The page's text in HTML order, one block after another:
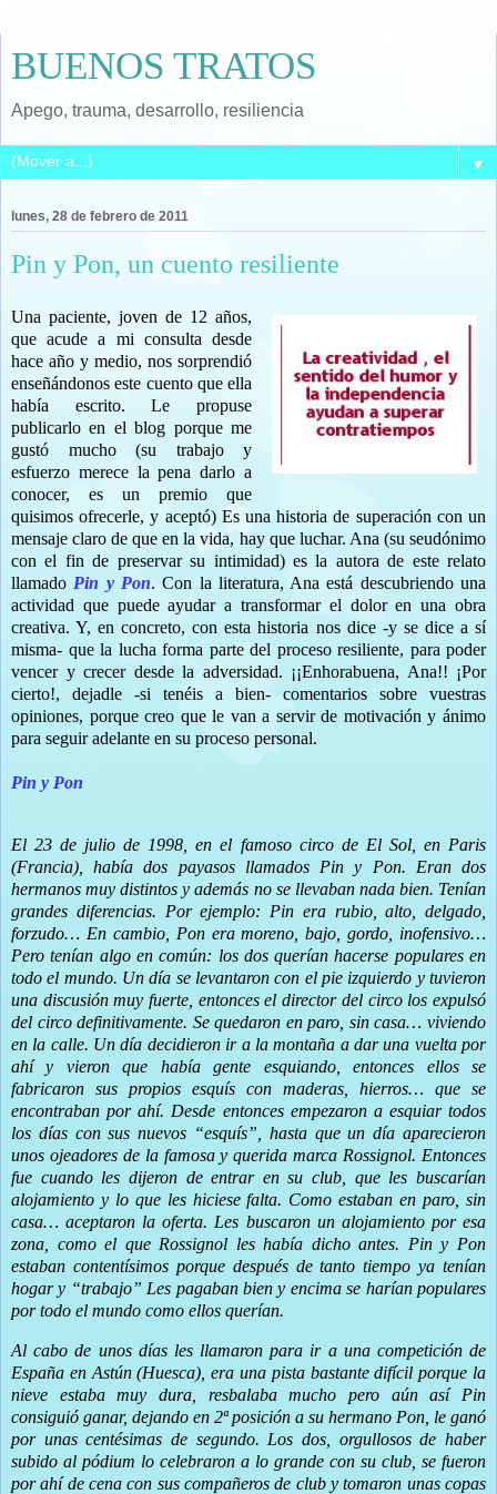
BUENOS TRATOS
Apego, trauma, desarrollo, resiliencia
▼
lunes, 28 de febrero de 2011
Pin y Pon, un cuento resiliente
Una paciente, joven de 12 años,
que acude a mi consulta desde
hace año y medio, nos sorprendió
enseñándonos este cuento que ella
había escrito. Le propuse
publicarlo en el blog porque me
gustó mucho (su trabajo y
esfuerzo merece la pena darlo a
conocer, es un premio que
quisimos ofrecerle, y aceptó) Es una historia de superación con un
mensaje claro de que en la vida, hay que luchar. Ana (su seudónimo
con el fin de preservar su intimidad) es la autora de este relato
llamado Pin y Pon. Con la literatura, Ana está descubriendo una
actividad que puede ayudar a transformar el dolor en una obra
creativa. Y, en concreto, con esta historia nos dice -y se dice a sí
misma- que la lucha forma parte del proceso resiliente, para poder
vencer y crecer desde la adversidad. ¡¡Enhorabuena, Ana!! ¡Por
cierto!, dejadle -si tenéis a bien- comentarios sobre vuestras
opiniones, porque creo que le van a servir de motivación y ánimo
para seguir adelante en su proceso personal.
Pin y Pon
El 23 de julio de 1998, en el famoso circo de El Sol, en Paris
(Francia), había dos payasos llamados Pin y Pon. Eran dos
hermanos muy distintos y además no se llevaban nada bien. Tenían
grandes diferencias. Por ejemplo: Pin era rubio, alto, delgado,
forzudo… En cambio, Pon era moreno, bajo, gordo, inofensivo…
Pero tenían algo en común: los dos querían hacerse populares en
todo el mundo. Un día se levantaron con el pie izquierdo y tuvieron
una discusión muy fuerte, entonces el director del circo los expulsó
del circo definitivamente. Se quedaron en paro, sin casa… viviendo
en la calle. Un día decidieron ir a la montaña a dar una vuelta por
ahí y vieron que había gente esquiando, entonces ellos se
fabricaron sus propios esquís con maderas, hierros… que se
encontraban por ahí. Desde entonces empezaron a esquiar todos
los días con sus nuevos “esquís”, hasta que un día aparecieron
unos ojeadores de la famosa y querida marca Rossignol. Entonces
fue cuando les dijeron de entrar en su club, que les buscarían
alojamiento y lo que les hiciese falta. Como estaban en paro, sin
casa… aceptaron la oferta. Les buscaron un alojamiento por esa
zona, como el que Rossignol les había dicho antes. Pin y Pon
estaban contentísimos porque después de tanto tiempo ya tenían
hogar y “trabajo” Les pagaban bien y encima se harían populares
por todo el mundo como ellos querían.
Al cabo de unos días les llamaron para ir a una competición de
España en Astún (Huesca), era una pista bastante difícil porque la
nieve estaba muy dura, resbalaba mucho pero aún así Pin
consiguió ganar, dejando en 2ª posición a su hermano Pon, le ganó
por unas centésimas de segundo. Los dos, orgullosos de haber
subido al pódium lo celebraron a lo grande con su club, se fueron
por ahí de cena con sus compañeros de club y tomaron unas copas